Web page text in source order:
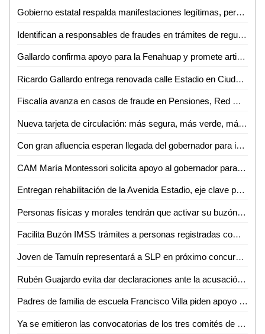
Gobierno estatal respalda manifestaciones legítimas, pero advierte sobre intentos de desestabilización
Identifican a responsables de fraudes en trámites de regularización de predios en Ciudad Valles
Gallardo confirma apoyo para la Fenahuap y promete artistas como Carin León y los Tigres del Norte
Ricardo Gallardo entrega renovada calle Estadio en Ciudad Valles
Fiscalía avanza en casos de fraude en Pensiones, Red Metro y Seduvop
Nueva tarjeta de circulación: más segura, más verde, más ágil
Con gran afluencia esperan llegada del gobernador para inaugurar calle Estadio
CAM María Montessori solicita apoyo al gobernador para rehabilitar aula de usos múltiples
Entregan rehabilitación de la Avenida Estadio, eje clave para Ciudad Valles
Personas físicas y morales tendrán que activar su buzón tributario antes del 31 de diciembre: PRODECON
Facilita Buzón IMSS trámites a personas registradas como patrones
Joven de Tamuín representará a SLP en próximo concurso de ajedrez en Colombia
Rubén Guajardo evita dar declaraciones ante la acusación contra la Guardia Nacional
Padres de familia de escuela Francisco Villa piden apoyo al gobernador ante condiciones precarias
Ya se emitieron las convocatorias de los tres comités de evaluación para que participen interesados en la elección de renovación del Poder Judicial